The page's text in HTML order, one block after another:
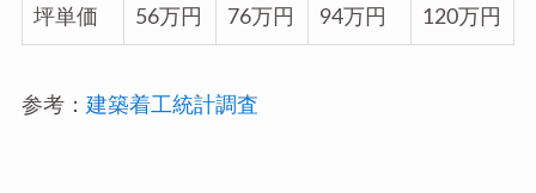
坪単価 56万円 76万円 94万円 120万円
参考： 建築着工統計調査